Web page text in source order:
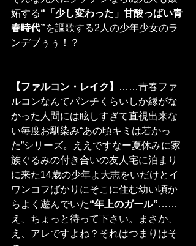
妬する“「少し変わった」甘酸っぱい青
春時代”を謳歌する2人の少年少女のラ
ンデブぅぅ！？
【ファルコン・レイク】
……青春ファ
ルコンなんてパンチくらいしか縁がな
かった人間には眩しすぎて直視出来な
い毎度お馴染み“あの頃キミは若かっ
た”シリーズ。ええですなー夏休みに家
族ぐるみの付き合いの友人宅に泊まり
に来た14歳の少年よ大志をいだけとイ
ワンコフばかりにそこに住む幼い頃か
らよく遊んでいた“年上のガール”……
え、ちょっと待って下さい。まさか、
え、アレですよね？それはつまりはそ